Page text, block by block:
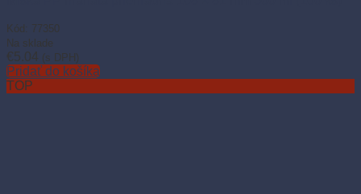
Kód: 77350
Na sklade
€5.04 (s DPH)
Pridať do košíka
TOP